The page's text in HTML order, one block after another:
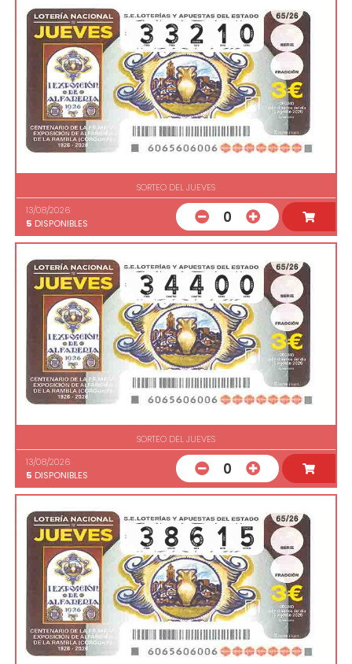
SORTEO DEL JUEVES
13/08/2026
5 DISPONIBLES 0
SORTEO DEL JUEVES
13/08/2026
5 DISPONIBLES 0